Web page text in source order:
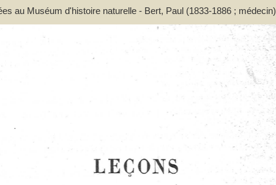
au Muséum d'histoire naturelle - Bert, Paul (1833-1886 ; médecin)